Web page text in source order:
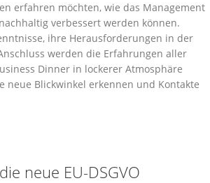
erfahren möchten, wie das Management
verbessert werden können.
ihre Herausforderungen in der
werden die Erfahrungen aller
Dinner in lockerer Atmosphäre
neue Blickwinkel erkennen und Kontakte
neue EU-DSGVO